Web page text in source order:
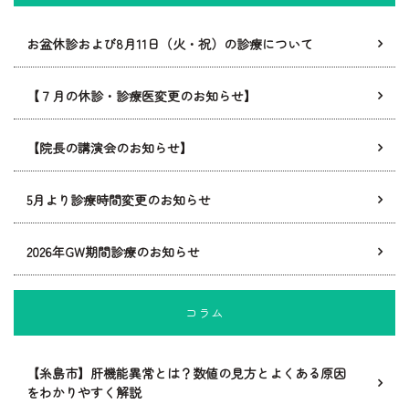
お盆休診および8月11日（火・祝）の診療について
【７月の休診・診療医変更のお知らせ】
【院長の講演会のお知らせ】
5月より診療時間変更のお知らせ
2026年GW期間診療のお知らせ
コラム
【糸島市】肝機能異常とは？数値の見方とよくある原因
をわかりやすく解説